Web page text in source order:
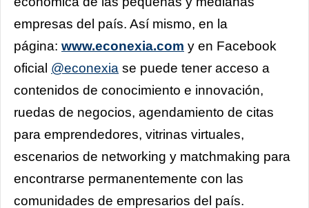
empresas del país. Así mismo, en la
página: www.econexia.com y en Facebook
oficial @econexia se puede tener acceso a
contenidos de conocimiento e innovación,
ruedas de negocios, agendamiento de citas
para emprendedores, vitrinas virtuales,
escenarios de networking y matchmaking para
encontrarse permanentemente con las
comunidades de empresarios del país.